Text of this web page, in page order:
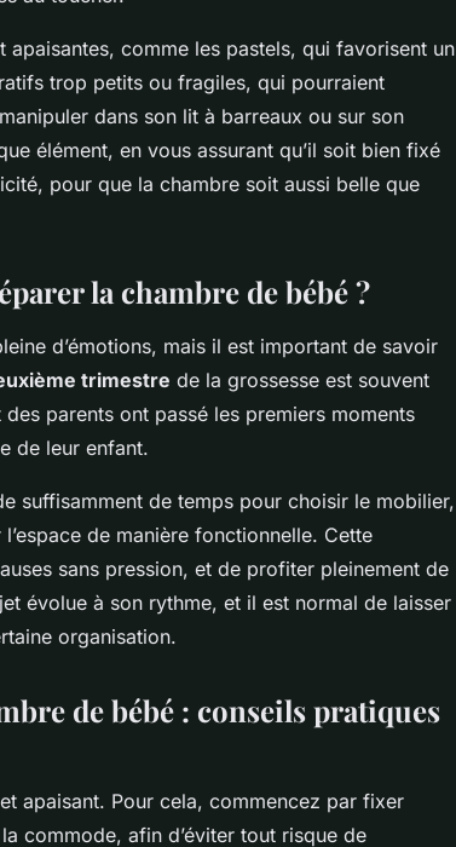
comme les pastels, qui favorisent un
trop petits ou fragiles, qui pourraient
dans son lit à barreaux ou sur son
élément, en vous assurant qu’il soit bien fixé
pour que la chambre soit aussi belle que
la chambre de bébé ?
d’émotions, mais il est important de savoir
trimestre de la grossesse est souvent
parents ont passé les premiers moments
de leur enfant.
suffisamment de temps pour choisir le mobilier,
de manière fonctionnelle. Cette
sans pression, et de profiter pleinement de
évolue à son rythme, et il est normal de laisser
organisation.
de bébé : conseils pratiques
apaisant. Pour cela, commencez par fixer
commode, afin d’éviter tout risque de